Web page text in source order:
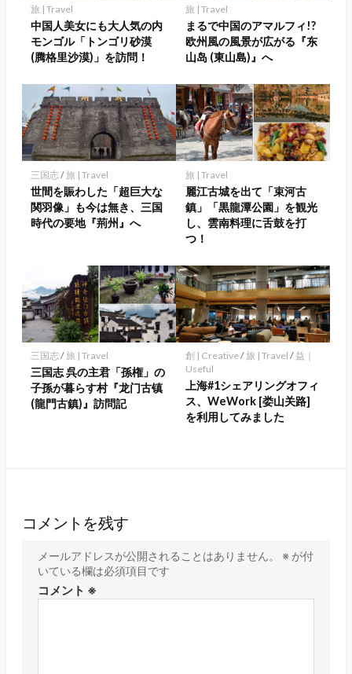
存
旅 | Travel
中国人美女にも大人気の内
モンゴル「トンゴリ砂漠
(腾格里沙漠)」を訪問！
旅 | Travel
まるで中国のアマルフィ!?
欧州風の風景が広がる『东
山岛 (東山島)』へ
三国志/旅 | Travel
世間を賑わした「超巨大な
関羽像」も今は無き、三国
時代の要地『荊州』へ
旅 | Travel
麗江古城を出て「束河古
鎮」「黒龍潭公園」を観光
し、雲南料理に舌鼓を打
つ！
三国志/旅 | Travel
三国志 呉の主君「孫権」の
子孫が暮らす村『龙门古镇
(龍門古鎮)』訪問記
創 | Creative/旅 | Travel /益｜
Useful
上海#1シェアリングオフィ
ス、WeWork [娄山关路]
を利用してみました
コメントを残す
メールアドレスが公開されることはありません。 ※ が付
いている欄は必須項目です
コメント ※